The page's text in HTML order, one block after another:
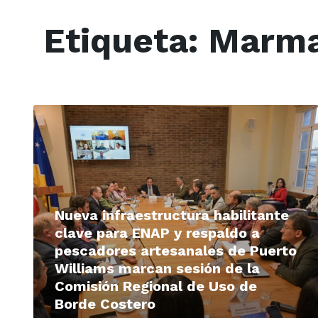
Etiqueta:
Nueva infraestructura habilitante
clave para ENAP y respaldo a
pescadores artesanales de Puerto
Williams marcan sesión de la
Comisión Regional de Uso de
Borde Costero
Read
More